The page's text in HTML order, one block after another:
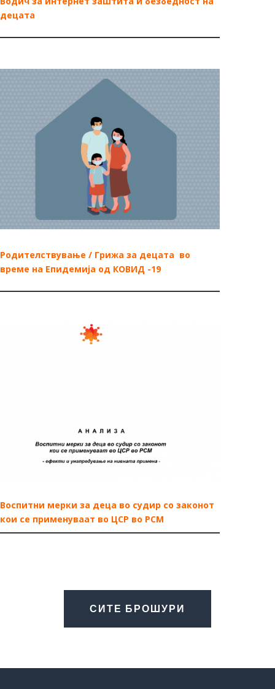
децата
Родителствување / Грижа за децата во
време на Епидемија од КОВИД -19
Воспитни мерки за деца во судир со законот
кои се применуваат во ЦСР во РСМ
СИТЕ БРОШУРИ